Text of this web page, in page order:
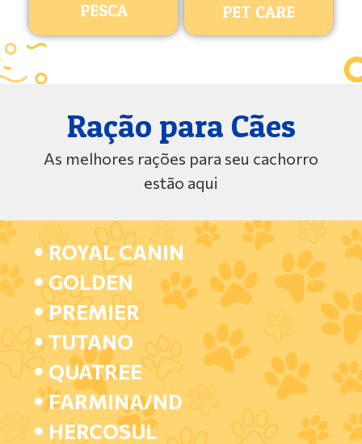
PESCA PET CARE
Ração para Cães
As melhores rações para seu cachorro
estão aqui
ROYAL CANIN
GOLDEN
PREMIER
TUTANO
QUATREE
FARMINA/ND
HERCOSUL